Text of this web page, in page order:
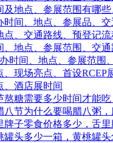
及地点、参展范围有哪
时间、地点、参展品、
点、交通路线、预登记流
、地点、参展范围、交
时间、地点、参展范围
、现场亮点、首设RCEP
、酒店展时间
熬糖需要多少时间才能
八节为什么要喝腊八粥
子零食价格多少，舌
头多少一箱，黄桃罐